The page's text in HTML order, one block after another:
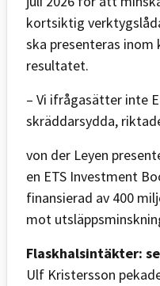
kortsiktig
ska presenteras
resultatet.
– Vi ifrågasätter inte
skräddarsydda,
von der Leyen
en ETS Investment
finansierad av 400
mot
Flaskhalsintäkter:
Ulf Kristersson